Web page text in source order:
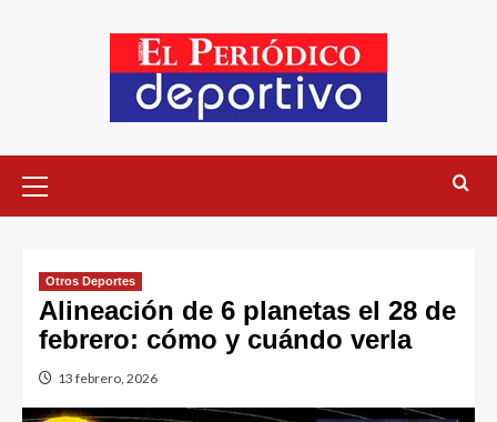
Otros Deportes
Alineación de 6 planetas el 28 de
febrero: cómo y cuándo verla
13 febrero, 2026